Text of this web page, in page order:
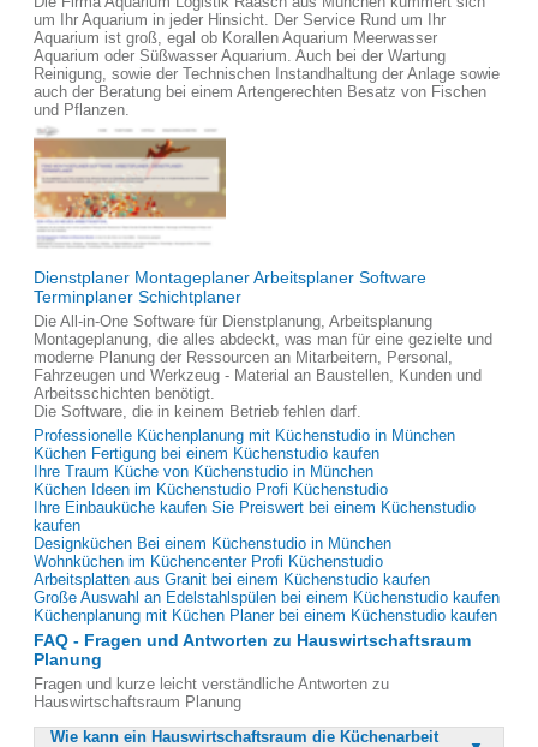
um Ihr Aquarium in jeder Hinsicht. Der Service Rund um Ihr
Aquarium ist groß, egal ob Korallen Aquarium Meerwasser
Aquarium oder Süßwasser Aquarium. Auch bei der Wartung
Reinigung, sowie der Technischen Instandhaltung der Anlage sowie
auch der Beratung bei einem Artengerechten Besatz von Fischen
und Pflanzen.
Dienstplaner Montageplaner Arbeitsplaner Software
Terminplaner Schichtplaner
Die All-in-One Software für Dienstplanung, Arbeitsplanung
Montageplanung, die alles abdeckt, was man für eine gezielte und
moderne Planung der Ressourcen an Mitarbeitern, Personal,
Fahrzeugen und Werkzeug - Material an Baustellen, Kunden und
Arbeitsschichten benötigt.
Die Software, die in keinem Betrieb fehlen darf.
Professionelle Küchenplanung mit Küchenstudio in München
Küchen Fertigung bei einem Küchenstudio kaufen
Ihre Traum Küche von Küchenstudio in München
Küchen Ideen im Küchenstudio Profi Küchenstudio
Ihre Einbauküche kaufen Sie Preiswert bei einem Küchenstudio
kaufen
Designküchen Bei einem Küchenstudio in München
Wohnküchen im Küchencenter Profi Küchenstudio
Arbeitsplatten aus Granit bei einem Küchenstudio kaufen
Große Auswahl an Edelstahlspülen bei einem Küchenstudio kaufen
Küchenplanung mit Küchen Planer bei einem Küchenstudio kaufen
FAQ - Fragen und Antworten zu Hauswirtschaftsraum
Planung
Fragen und kurze leicht verständliche Antworten zu
Hauswirtschaftsraum Planung
Wie kann ein Hauswirtschaftsraum die Küchenarbeit